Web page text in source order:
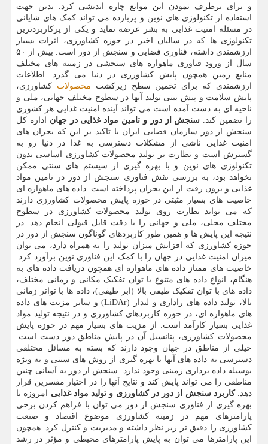
و برای برطرف نمودن این موانع چاره اندیشی کرد. بدین جهت
استفاده از تکنولوژی های نوین و پربازده می تواند کمک های شایانی
در مسئله امنیت غذایی به بشر عرضه نماید و یکی از پرکاربردترین
تکنولوژی ها که در سالیان اخیر در حوزه کشاورزی، اثرات بسیار
ارزشمندی داشته، فناوری فضایی و سنجش از دور است. بیش از ۵۰
سال از ورود فناوری ماهواره های سنجشی در زمینه های مختلف
منابع زمین همچون پایش کشاورزی در دنیا می گذرد. اطلاعات
ارزشمندی که برای تخمین سطح زیرکشت محصولات کشاورزی،
پایش سلامت و پیش بینی تولید آنها در سطوح مختلف جهانی، ملی و
ناحیه ای به دست آمده است می تواند آینده امنیت غذایی هر کشوری
را تضمین کند. سنجش از دور و تامین مواد غذایی در جهان اداره کل
سنجش از دور سازمان فضایی ایران با تاکید بر این که بحران های
امنیت غذایی ناشی از مشکلات دسترسی به غذا در دنیا رو به
گسترش است و نظارت بر تولید محصولات کشاورزی اساسی بدون
تکنولوژی های نوین و با بهره گیری از سیستم های سنتی ممکن
نخواهد بود، به بررسی نقش فناوری سنجش از دور در تامین مواد
غذایی و برون رفت از این بحران پرداخته است. داده های ماهواره ای
خاصیت های بسیار مثبتی در حوزه پایش محصولات کشاورزی دارند
که می تواند نظارت روی تولید محصولات کشاورزی در سطوح
مختلف محلی، ملی و جهانی را با دقت قابل قبولی انجام دهد. در
نتیجه این پایش ها و همین طور کاربردهای گوناگون سنجش از دور در
حوزه کشاورزی که افزایش میزان تولید را به همراه دارد، می توان
میزان امنیت غذایی در جهان را با کمک این فناوری نوین برآورد کرد.
خاصیت های ممتاز داده های ماهواره ای همچون دریافت داده های به
هنگام، انواع داده های متنوع با توان تفکیک مکانی و زمانی مختلف،
داده های با توان تفکیک طیفی بالا (ابر طیفی)، داده ها با تواتر زمانی
بالا، تولید داده های راداری و لیدار (LiDAr) و سایر مزیت های داده
های ماهواره ای، در حوزه کاربردهای کشاورزی و در نتیجه تولید مواد
غذایی بسیار کارآمد است. از مزیت های بسیار مهم در حوزه پایش
محصولات کشاورزی، پتانسیل آن در پایش مناطق دور دست است.
خیلی از مناطق در جهان وجود دارند که بسته به مسائل مختلفی
دسترسی به داده های آنها با بهره گیری از روش های سنتی و به ویژه
بوسیله داده برداری زمینی وجود ندارد. سنجش از دور به آسانی چنین
مناطقی را می تواند پایش کند و نتایج آنها را در اختیار مفسرین قرار
دهد.کاربرد سنجش از دور در کشاورزی و تولید مواد غذایی امروزه با
بهره گیری از فناوری سنجش از دور می توان با فراهم کردن برخی
پارامترهای مهم در زمینه کشاورزی موضوع اقتصاد و صنعت
کشاورزی را دقیق تر زیر نظر داشته و مدیریت و کنترل کرد. همچون
این پارامترها می توان به پایش پارامترهای محیطی و مؤثر در رشد